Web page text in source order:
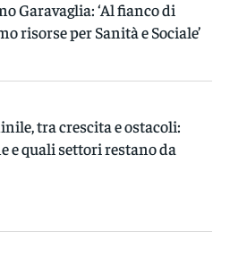
Garavaglia: ‘Al fianco di
risorse per Sanità e Sociale’
tra crescita e ostacoli:
e quali settori restano da